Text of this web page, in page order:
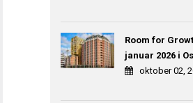
Room for
januar 2026 i
oktober 02,